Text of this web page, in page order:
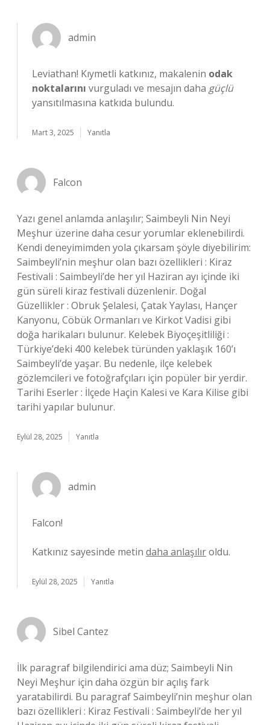
admin
Leviathan! Kıymetli katkınız, makalenin odak
noktalarını vurguladı ve mesajın daha güçlü
yansıtılmasına katkıda bulundu.
Mart 3, 2025 Yanıtla
Falcon
Yazı genel anlamda anlaşılır; Saimbeyli Nin Neyi
Meşhur üzerine daha cesur yorumlar eklenebilirdi.
Kendi deneyimimden yola çıkarsam şöyle diyebilirim:
Saimbeyli’nin meşhur olan bazı özellikleri : Kiraz
Festivali : Saimbeyli’de her yıl Haziran ayı içinde iki
gün süreli kiraz festivali düzenlenir. Doğal
Güzellikler : Obruk Şelalesi, Çatak Yaylası, Hançer
Kanyonu, Cöbük Ormanları ve Kirkot Vadisi gibi
doğa harikaları bulunur. Kelebek Biyoçeşitliliği :
Türkiye’deki 400 kelebek türünden yaklaşık 160’ı
Saimbeyli’de yaşar. Bu nedenle, ilçe kelebek
gözlemcileri ve fotoğrafçıları için popüler bir yerdir.
Tarihi Eserler : İlçede Haçin Kalesi ve Kara Kilise gibi
tarihi yapılar bulunur.
Eylül 28, 2025 Yanıtla
admin
Falcon!
Katkınız sayesinde metin daha anlaşılıroldu.
Eylül 28, 2025 Yanıtla
Sibel Cantez
İlk paragraf bilgilendirici ama düz; Saimbeyli Nin
Neyi Meşhur için daha özgün bir açılış fark
yaratabilirdi. Bu paragraf Saimbeyli’nin meşhur olan
bazı özellikleri : Kiraz Festivali : Saimbeyli’de her yıl